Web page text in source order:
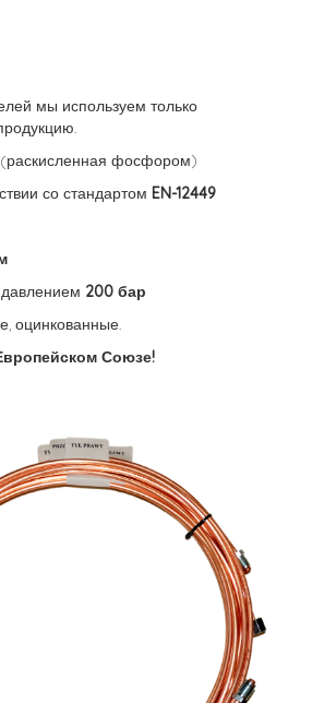
мы используем только
(раскисленная фосфором)
со стандартом EN-12449
200 бар
оцинкованные.
Союзе!